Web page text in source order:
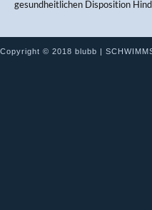
gesundheitlichen Disposition
Copyright © 2018 blubb |